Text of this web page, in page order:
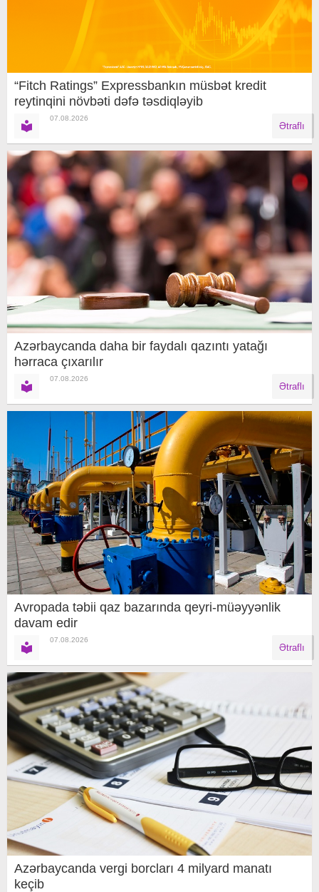
“Fitch Ratings” Expressbankın müsbət kredit
reytinqini növbəti dəfə təsdiqləyib
07.08.2026
Ətraflı
Azərbaycanda daha bir faydalı qazıntı yatağı
hərraca çıxarılır
07.08.2026
Ətraflı
Avropada təbii qaz bazarında qeyri-müəyyənlik
davam edir
07.08.2026
Ətraflı
Azərbaycanda vergi borcları 4 milyard manatı
keçib